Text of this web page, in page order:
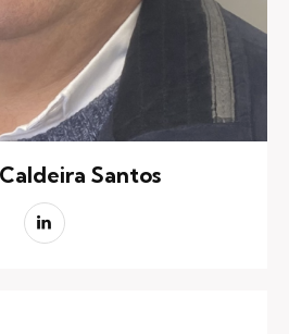
Santos